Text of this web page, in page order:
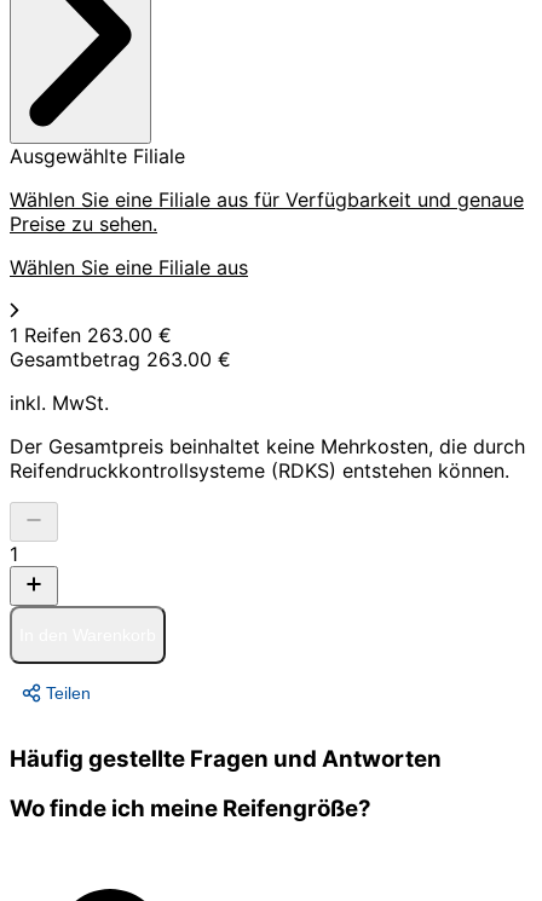
Ausgewählte Filiale
Wählen Sie eine Filiale aus für Verfügbarkeit und genaue
Preise zu sehen.
Wählen Sie eine Filiale aus
1 Reifen 263.00 €
Gesamtbetrag 263.00 €
inkl. MwSt.
Der Gesamtpreis beinhaltet keine Mehrkosten, die durch
Reifendruckkontrollsysteme (RDKS) entstehen können.
1
Teilen
Häufig gestellte Fragen und Antworten
Wo finde ich meine Reifengröße?